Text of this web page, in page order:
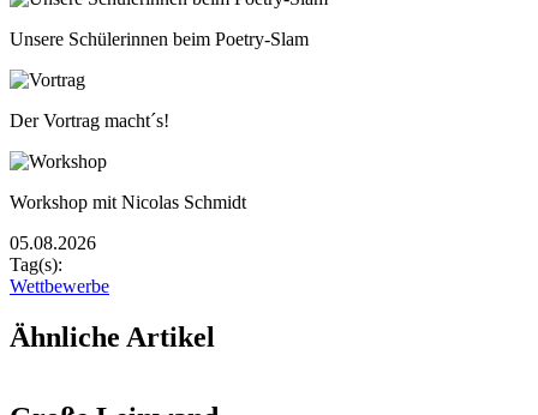
Bildunterschrift
Unsere Schülerinnen beim Poetry-Slam
Zusätzliche Bilder
Image
Bildunterschrift
Der Vortrag macht´s!
Image
Bildunterschrift
Workshop mit Nicolas Schmidt
05.08.2026
Tag(s):
Wettbewerbe
Ähnliche Artikel